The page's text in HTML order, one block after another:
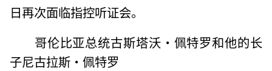
日再次面临指控听证会。
哥伦比亚总统古斯塔沃·佩特罗和他的长
子尼古拉斯·佩特罗